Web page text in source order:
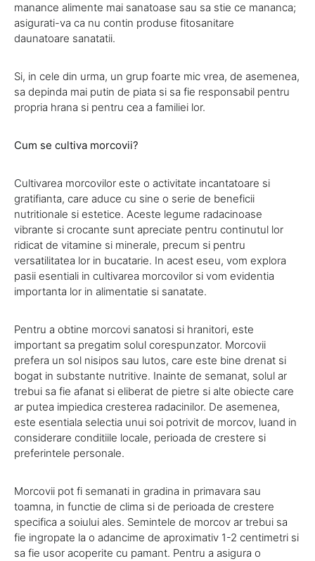
manance alimente mai sanatoase sau sa stie ce mananca;
asigurati-va ca nu contin produse fitosanitare
daunatoare sanatatii.
Si, in cele din urma, un grup foarte mic vrea, de asemenea,
sa depinda mai putin de piata si sa fie responsabil pentru
propria hrana si pentru cea a familiei lor.
Cum se cultiva morcovii?
Cultivarea morcovilor este o activitate incantatoare si
gratifianta, care aduce cu sine o serie de beneficii
nutritionale si estetice. Aceste legume radacinoase
vibrante si crocante sunt apreciate pentru continutul lor
ridicat de vitamine si minerale, precum si pentru
versatilitatea lor in bucatarie. In acest eseu, vom explora
pasii esentiali in cultivarea morcovilor si vom evidentia
importanta lor in alimentatie si sanatate.
Pentru a obtine morcovi sanatosi si hranitori, este
important sa pregatim solul corespunzator. Morcovii
prefera un sol nisipos sau lutos, care este bine drenat si
bogat in substante nutritive. Inainte de semanat, solul ar
trebui sa fie afanat si eliberat de pietre si alte obiecte care
ar putea impiedica cresterea radacinilor. De asemenea,
este esentiala selectia unui soi potrivit de morcov, luand in
considerare conditiile locale, perioada de crestere si
preferintele personale.
Morcovii pot fi semanati in gradina in primavara sau
toamna, in functie de clima si de perioada de crestere
specifica a soiului ales. Semintele de morcov ar trebui sa
fie ingropate la o adancime de aproximativ 1-2 centimetri si
sa fie usor acoperite cu pamant. Pentru a asigura o